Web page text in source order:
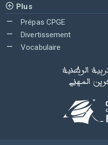
Plus
Prépas CPGE
Divertissement
Vocabulaire